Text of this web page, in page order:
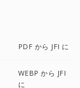
PDF から JFI に
WEBP から JFI
に